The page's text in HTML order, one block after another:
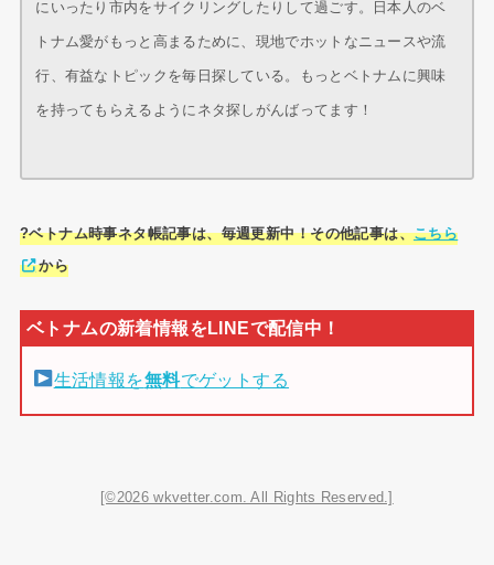
にいったり市内をサイクリングしたりして過ごす。日本人のベ
トナム愛がもっと高まるために、現地でホットなニュースや流
行、有益なトピックを毎日探している。もっとベトナムに興味
を持ってもらえるようにネタ探しがんばってます！
?ベトナム時事ネタ帳記事は、毎週更新中！その他記事は、こちら
から
生活情報を無料でゲットする
[©2026 wkvetter.com. All Rights Reserved.]